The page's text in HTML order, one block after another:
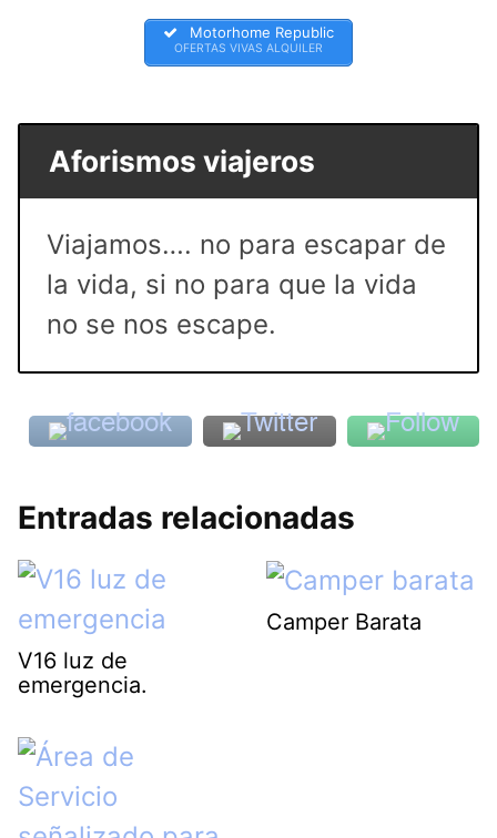
Motorhome Republic
OFERTAS VIVAS ALQUILER
Aforismos viajeros
Viajamos…. no para escapar de
la vida, si no para que la vida
no se nos escape.
Entradas relacionadas
V16 luz de
emergencia.
Camper Barata